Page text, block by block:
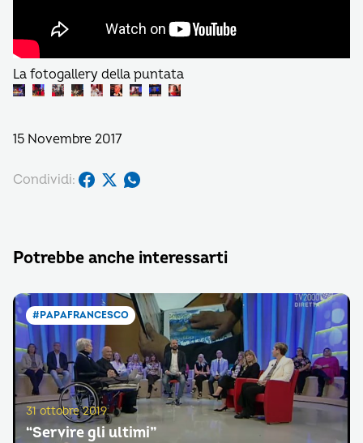
La fotogallery della puntata
15 Novembre 2017
Condividi:
Potrebbe anche interessarti
#PAPAFRANCESCO
31 ottobre 2019
“Servire gli ultimi”